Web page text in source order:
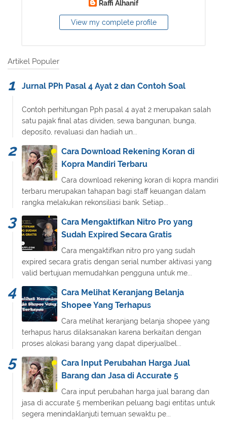
Raffi Alhanif
View my complete profile
Artikel Populer
Jurnal PPh Pasal 4 Ayat 2 dan Contoh Soal
Contoh perhitungan Pph pasal 4 ayat 2 merupakan salah
satu pajak final atas dividen, sewa bangunan, bunga,
deposito, revaluasi dan hadiah un...
Cara Download Rekening Koran di
Kopra Mandiri Terbaru
Cara download rekening koran di kopra mandiri
terbaru merupakan tahapan bagi staff keuangan dalam
rangka melakukan rekonsiliasi bank. Setiap...
Cara Mengaktifkan Nitro Pro yang
Sudah Expired Secara Gratis
Cara mengaktifkan nitro pro yang sudah
expired secara gratis dengan serial number aktivasi yang
valid bertujuan memudahkan pengguna untuk me...
Cara Melihat Keranjang Belanja
Shopee Yang Terhapus
Cara melihat keranjang belanja shopee yang
terhapus harus dilaksanakan karena berkaitan dengan
proses alokasi barang yang dapat diperjualbel...
Cara Input Perubahan Harga Jual
Barang dan Jasa di Accurate 5
Cara input perubahan harga jual barang dan
jasa di accurate 5 memberikan peluang bagi entitas untuk
segera menindaklanjuti temuan sewaktu pe...